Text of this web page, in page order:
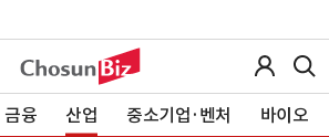
금융 산업 중소기업·벤처 바이오